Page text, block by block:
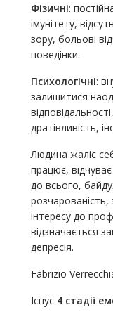
Фізичні:
імунітету,
зору, больові
поведінки.
Психологічні:
залишитися
дратівливість,
Людина жаліє
працює,
до всього,
інтересу до
відзначається
депресія.
Fabrizio
Існує 4 стадії